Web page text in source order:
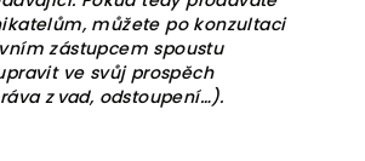
můžete po konzultaci
zástupcem spoustu
ve svůj prospěch
z vad, odstoupení…).